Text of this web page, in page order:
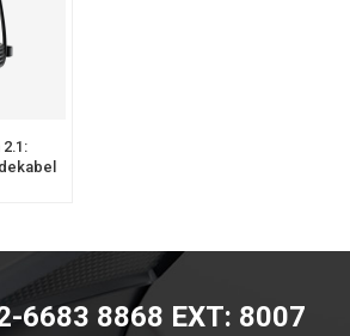
6683 8868 EXT: 8007